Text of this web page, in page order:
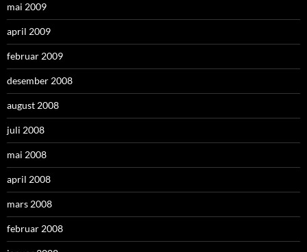
mai 2009
april 2009
februar 2009
desember 2008
august 2008
juli 2008
mai 2008
april 2008
mars 2008
februar 2008